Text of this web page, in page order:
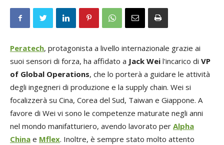
Peratech, protagonista a livello internazionale grazie ai
suoi sensori di forza, ha affidato a Jack Wei l'incarico di VP
of Global Operations, che lo porterà a guidare le attività
degli ingegneri di produzione e la supply chain. Wei si
focalizzerà su Cina, Corea del Sud, Taiwan e Giappone. A
favore di Wei vi sono le competenze maturate negli anni
nel mondo manifatturiero, avendo lavorato per Alpha
China e Mflex. Inoltre, è sempre stato molto attento